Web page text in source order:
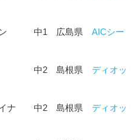
ン 中1 広島県 AICシー
エ 中2 島根県 ディオッ
イナ 中2 島根県 ディオッ